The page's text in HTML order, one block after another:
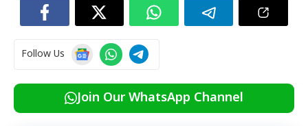
Follow Us
Join Our WhatsApp Channel